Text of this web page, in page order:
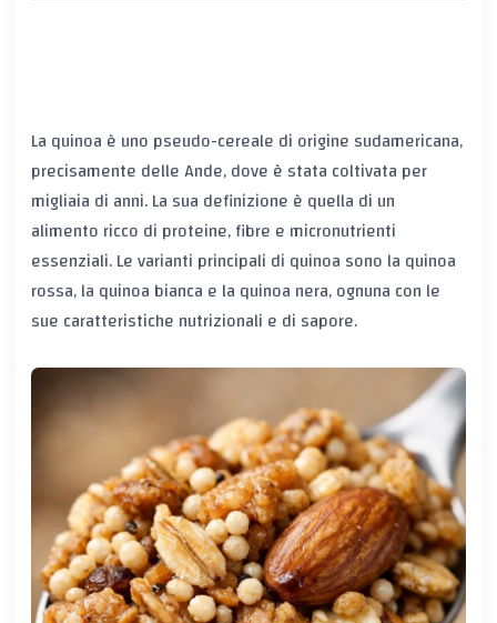
La quinoa è uno pseudo-cereale di origine sudamericana,
precisamente delle Ande, dove è stata coltivata per
migliaia di anni. La sua definizione è quella di un
alimento ricco di proteine, fibre e micronutrienti
essenziali. Le varianti principali di quinoa sono la quinoa
rossa, la quinoa bianca e la quinoa nera, ognuna con le
sue caratteristiche nutrizionali e di sapore.